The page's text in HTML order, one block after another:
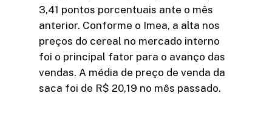
3,41 pontos porcentuais ante o mês
anterior. Conforme o Imea, a alta nos
preços do cereal no mercado interno
foi o principal fator para o avanço das
vendas. A média de preço de venda da
saca foi de R$ 20,19 no mês passado.